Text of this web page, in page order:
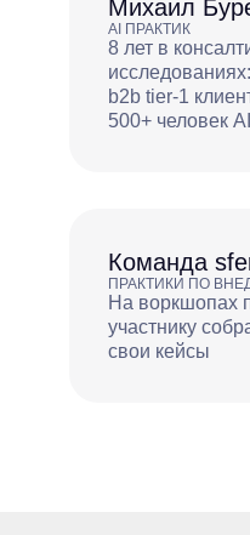
Михаил
AI ПРАКТИК
8 лет в
b2b tier-1
500+ человек
Команда
ПРАКТИКИ ПО
На воркшопах
участнику
свои кейсы